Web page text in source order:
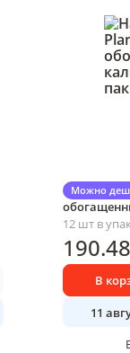
Можно
Напиток
12 шт в
190.48
В
11